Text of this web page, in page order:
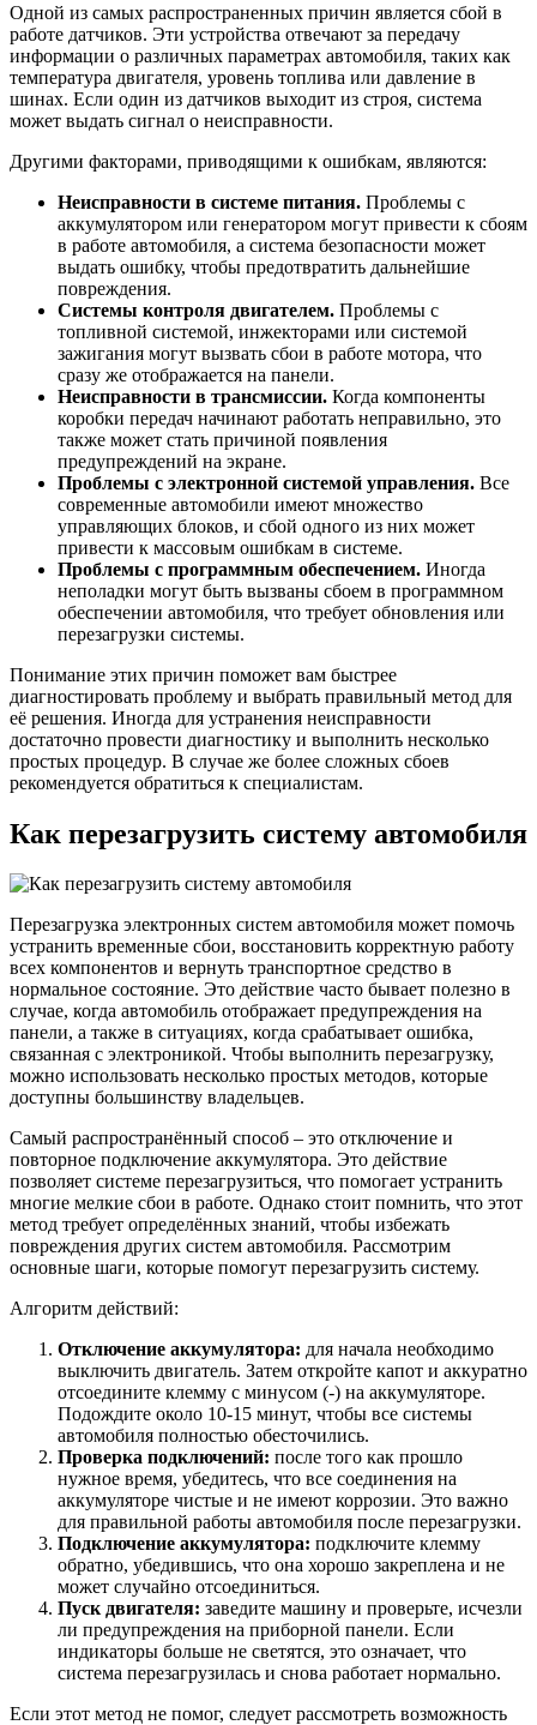
Одной из самых распространенных причин является сбой в
работе датчиков. Эти устройства отвечают за передачу
информации о различных параметрах автомобиля, таких как
температура двигателя, уровень топлива или давление в
шинах. Если один из датчиков выходит из строя, система
может выдать сигнал о неисправности.
Другими факторами, приводящими к ошибкам, являются:
Неисправности в системе питания. Проблемы с
аккумулятором или генератором могут привести к сбоям
в работе автомобиля, а система безопасности может
выдать ошибку, чтобы предотвратить дальнейшие
повреждения.
Системы контроля двигателем. Проблемы с
топливной системой, инжекторами или системой
зажигания могут вызвать сбои в работе мотора, что
сразу же отображается на панели.
Неисправности в трансмиссии. Когда компоненты
коробки передач начинают работать неправильно, это
также может стать причиной появления
предупреждений на экране.
Проблемы с электронной системой управления. Все
современные автомобили имеют множество
управляющих блоков, и сбой одного из них может
привести к массовым ошибкам в системе.
Проблемы с программным обеспечением. Иногда
неполадки могут быть вызваны сбоем в программном
обеспечении автомобиля, что требует обновления или
перезагрузки системы.
Понимание этих причин поможет вам быстрее
диагностировать проблему и выбрать правильный метод для
её решения. Иногда для устранения неисправности
достаточно провести диагностику и выполнить несколько
простых процедур. В случае же более сложных сбоев
рекомендуется обратиться к специалистам.
Как перезагрузить систему автомобиля
Перезагрузка электронных систем автомобиля может помочь
устранить временные сбои, восстановить корректную работу
всех компонентов и вернуть транспортное средство в
нормальное состояние. Это действие часто бывает полезно в
случае, когда автомобиль отображает предупреждения на
панели, а также в ситуациях, когда срабатывает ошибка,
связанная с электроникой. Чтобы выполнить перезагрузку,
можно использовать несколько простых методов, которые
доступны большинству владельцев.
Самый распространённый способ – это отключение и
повторное подключение аккумулятора. Это действие
позволяет системе перезагрузиться, что помогает устранить
многие мелкие сбои в работе. Однако стоит помнить, что этот
метод требует определённых знаний, чтобы избежать
повреждения других систем автомобиля. Рассмотрим
основные шаги, которые помогут перезагрузить систему.
Алгоритм действий:
Отключение аккумулятора: для начала необходимо
выключить двигатель. Затем откройте капот и аккуратно
отсоедините клемму с минусом (-) на аккумуляторе.
Подождите около 10-15 минут, чтобы все системы
автомобиля полностью обесточились.
Проверка подключений: после того как прошло
нужное время, убедитесь, что все соединения на
аккумуляторе чистые и не имеют коррозии. Это важно
для правильной работы автомобиля после перезагрузки.
Подключение аккумулятора: подключите клемму
обратно, убедившись, что она хорошо закреплена и не
может случайно отсоединиться.
Пуск двигателя: заведите машину и проверьте, исчезли
ли предупреждения на приборной панели. Если
индикаторы больше не светятся, это означает, что
система перезагрузилась и снова работает нормально.
Если этот метод не помог, следует рассмотреть возможность